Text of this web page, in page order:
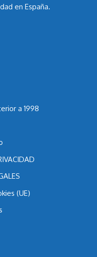
en España.
a 1998
(UE)